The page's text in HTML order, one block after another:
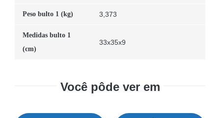
Peso bulto 1 (kg) 3,373
Medidas bulto 1
(cm)
33x35x9
Você pôde ver em